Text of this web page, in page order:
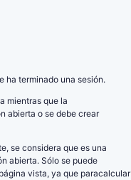
ha terminado una sesión.
mientras que la
abierta o se debe crear
se considera que es una
abierta. Sólo se puede
vista, ya que paracalcular